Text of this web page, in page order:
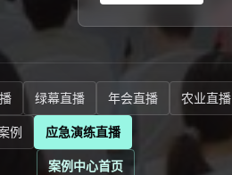
绿幕直播 年会直播 农业直播
例
应急演练直播
案例中心首页